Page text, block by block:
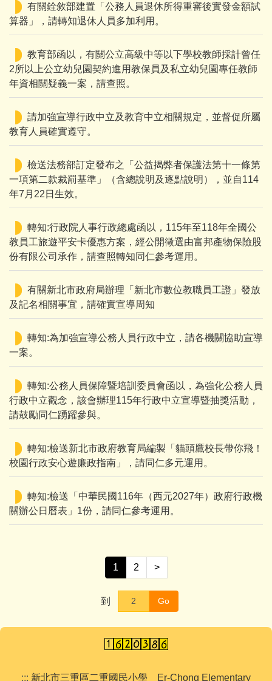
有關銓敘部建置「公務人員退休所得重審後實發金額試
算器」，請轉知退休人員多加利用。
教育部函以，有關公立高級中等以下學校教師採計曾任
2所以上公立幼兒園契約進用教保員及私立幼兒園專任教師
年資相關疑義一案，請查照。
請加強宣導行政中立及教育中立相關規定，並督促所屬
教育人員確實遵守。
檢送法務部訂定發布之「公益揭弊者保護法第十一條第
一項第二款裁罰基準」（含總說明及逐點說明），並自114
年7月22日生效。
轉知:行政院人事行政總處函以，115年至118年全國公
教員工旅遊平安卡優惠方案，經公開徵選由富邦產物保險股
份有限公司承作，請查照轉知同仁參考運用。
有關新北市政府局辦理「新北市數位教職員工證」發放
及記名相關事宜，請確實宣導周知
轉知:為加強宣導公務人員行政中立，請各機關協助宣導
一案。
轉知:公務人員保障暨培訓委員會函以，為強化公務人員
行政中立觀念，該會辦理115年行政中立宣導暨抽獎活動，
請鼓勵同仁踴躍參與。
轉知:檢送新北市政府教育局編製「貓頭鷹校長帶你飛！
校園行政安心遊廉政指南」，請同仁多元運用。
轉知:檢送「中華民國116年（西元2027年）政府行政機
關辦公日曆表」1份，請同仁參考運用。
1 2 >
到 Go
::: 新北市三重區二重國民小學 Er-Chong Elementary